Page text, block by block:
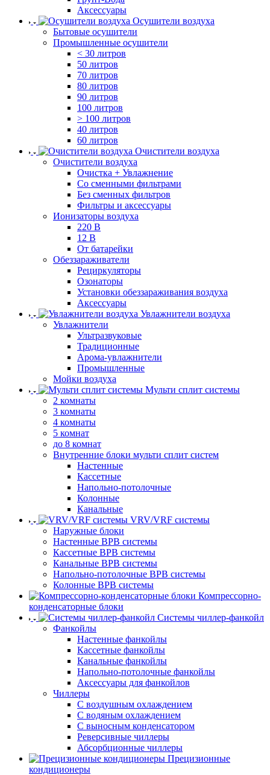
Аксессуары
Осушители воздуха
Бытовые осушители
Промышленные осушители
< 30 литров
50 литров
70 литров
80 литров
90 литров
100 литров
> 100 литров
40 литров
60 литров
Очистители воздуха
Очистители воздуха
Очистка + Увлажнение
Cо сменными фильтрами
Без сменных фильтров
Фильтры и аксессуары
Ионизаторы воздуха
220 В
12 В
От батарейки
Обеззараживатели
Рециркуляторы
Озонаторы
Установки обеззараживания воздуха
Аксессуары
Увлажнители воздуха
Увлажнители
Ультразвуковые
Традиционные
Арома-увлажнители
Промышленные
Мойки воздуха
Мульти сплит системы
2 комнаты
3 комнаты
4 комнаты
5 комнат
до 8 комнат
Внутренние блоки мульти сплит систем
Настенные
Кассетные
Напольно-потолочные
Колонные
Канальные
VRV/VRF системы
Наружные блоки
Настенные ВРВ системы
Кассетные ВРВ системы
Канальные ВРВ системы
Напольно-потолочные ВРВ системы
Колонные ВРВ системы
Компрессорно-
конденсаторные блоки
Системы чиллер-фанкойл
Фанкойлы
Настенные фанкойлы
Кассетные фанкойлы
Канальные фанкойлы
Напольно-потолочные фанкойлы
Аксессуары для фанкойлов
Чиллеры
С воздушным охлаждением
С водяным охлаждением
С выносным конденсатором
Реверсивные чиллеры
Абсорбционные чиллеры
Прецизионные
кондиционеры